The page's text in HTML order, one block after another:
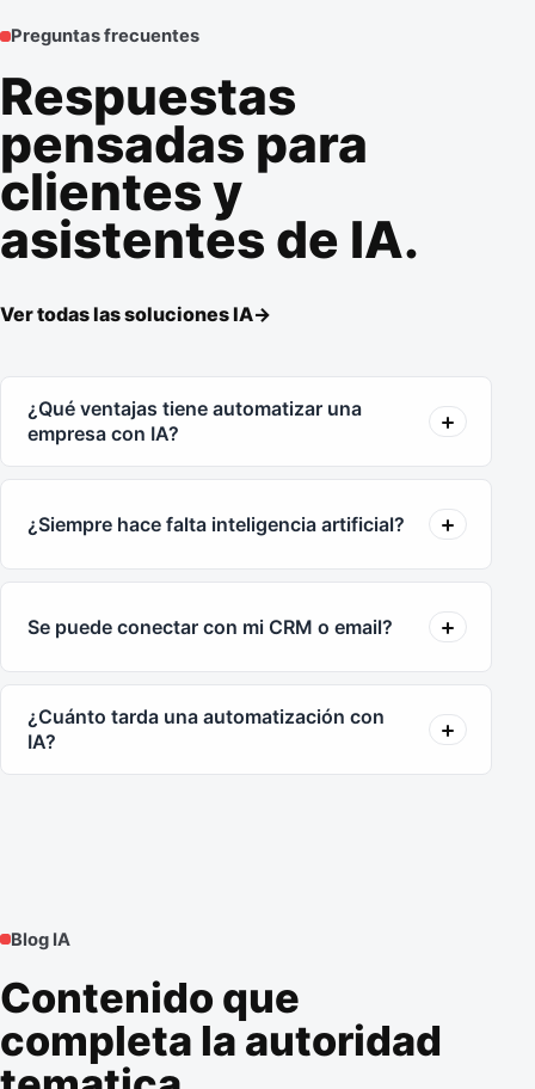
Preguntas frecuentes
Respuestas
pensadas para
clientes y
asistentes de IA.
Ver todas las soluciones IA->
¿Qué ventajas tiene automatizar una
empresa con IA?
¿Siempre hace falta inteligencia artificial?
Se puede conectar con mi CRM o email?
¿Cuánto tarda una automatización con
IA?
Blog IA
Contenido que
completa la autoridad